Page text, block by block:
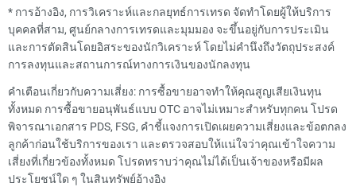
* การอ้างอิง, การวิเคราะห์และกลยุทธ์การเทรด จัดทำโดยผู้ให้บริการ
บุคคลที่สาม, ศูนย์กลางการเทรดและมุมมอง จะขึ้นอยู่กับการประเมิน
และการตัดสินโดยอิสระของนักวิเคราะห์ โดยไม่คำนึงถึงวัตถุประสงค์
การลงทุนและสถานการณ์ทางการเงินของนักลงทุน
คำเตือนเกี่ยวกับความเสี่ยง: การซื้อขายอาจทำให้คุณสูญเสียเงินทุน
ทั้งหมด การซื้อขายอนุพันธ์แบบ OTC อาจไม่เหมาะสำหรับทุกคน โปรด
พิจารณาเอกสาร PDS, FSG, คำชี้แจงการเปิดเผยความเสี่ยงและข้อตกลง
ลูกค้าก่อนใช้บริการของเรา และตรวจสอบให้แน่ใจว่าคุณเข้าใจความ
เสี่ยงที่เกี่ยวข้องทั้งหมด โปรดทราบว่าคุณไม่ได้เป็นเจ้าของหรือมีผล
ประโยชน์ใด ๆ ในสินทรัพย์อ้างอิง